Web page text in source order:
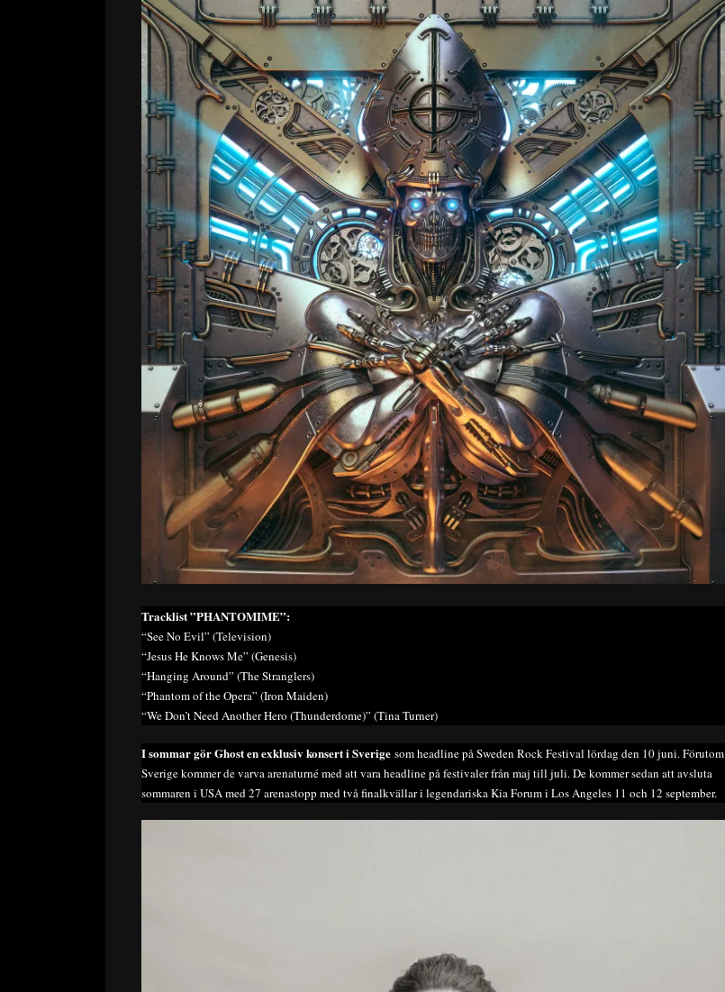
Tracklist ”PHANTOMIME”:
“See No Evil” (Television)
“Jesus He Knows Me” (Genesis)
“Hanging Around” (The Stranglers)
“Phantom of the Opera” (Iron Maiden)
“We Don’t Need Another Hero (Thunderdome)” (Tina Turner)
I sommar gör Ghost en exklusiv konsert i Sverige som headline på Sweden Rock Festival lördag den 10 juni. Förutom
Sverige kommer de varva arenaturné med att vara headline på festivaler från maj till juli. De kommer sedan att avsluta
sommaren i USA med 27 arenastopp med två finalkvällar i legendariska Kia Forum i Los Angeles 11 och 12 september.